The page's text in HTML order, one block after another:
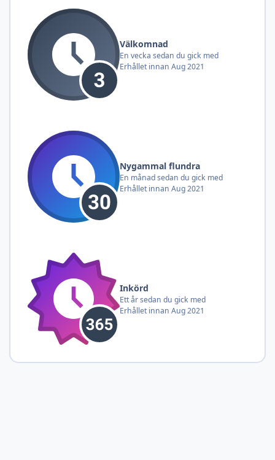
Välkomnad
En vecka sedan du gick med
Erhållet innan Aug 2021
Nygammal flundra
En månad sedan du gick med
Erhållet innan Aug 2021
Inkörd
Ett år sedan du gick med
Erhållet innan Aug 2021